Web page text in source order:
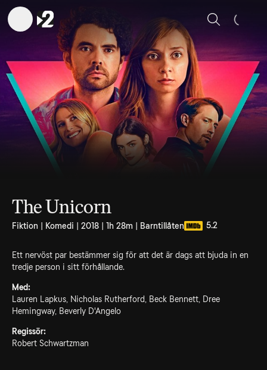
Sök
The Unicorn
Fiktion | Komedi | 2018 | 1h 28m | Barntillåten 5.2
Ett nervöst par bestämmer sig för att det är dags att bjuda in en
tredje person i sitt förhållande.
Med:
Lauren Lapkus, Nicholas Rutherford, Beck Bennett, Dree
Hemingway, Beverly D'Angelo
Regissör:
Robert Schwartzman